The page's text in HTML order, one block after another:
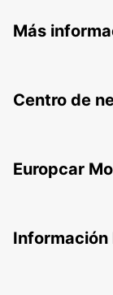
Más
Centro de
Europcar
Información